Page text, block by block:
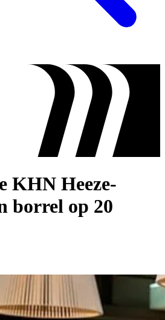
KHN Heeze-
borrel op 20